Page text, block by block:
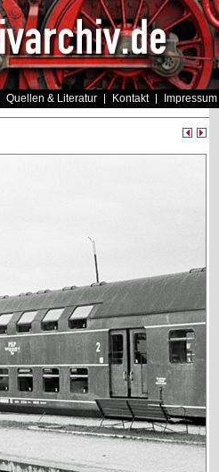
Quellen & Literatur Kontakt Impressum